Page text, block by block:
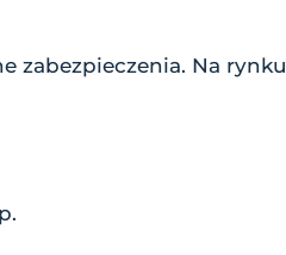
zabezpieczenia. Na rynku